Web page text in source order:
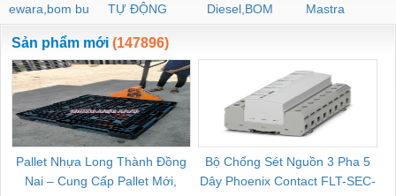
ewara,bom bu
ewara
TỰ ĐỘNG
Diesel,BOM
CHUA CHAY
Mastra
Sản phẩm mới (147896)
Pallet Nhựa Long Thành Đồng
Nai – Cung Cấp Pallet Mới,
Bộ Chống Sét Nguồn 3 Pha 5
Dây Phoenix Contact FLT-SEC-